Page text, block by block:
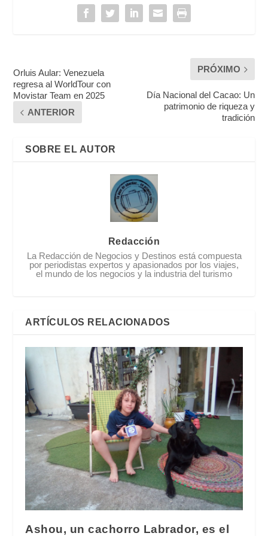
Orluis Aular: Venezuela
regresa al WorldTour con
Movistar Team en 2025
ANTERIOR
PRÓXIMO
Día Nacional del Cacao: Un
patrimonio de riqueza y
tradición
SOBRE EL AUTOR
Redacción
La Redacción de Negocios y Destinos está compuesta
por periodistas expertos y apasionados por los viajes,
el mundo de los negocios y la industria del turismo
ARTÍCULOS RELACIONADOS
Ashou, un cachorro Labrador, es el